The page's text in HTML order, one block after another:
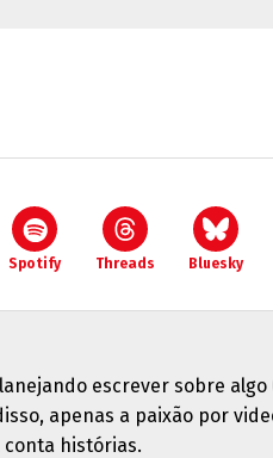
Spotify Threads Bluesky
escrever sobre algo
apenas a paixão por
histórias.